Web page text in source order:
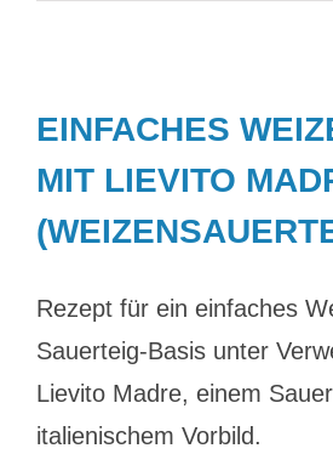
EINFACHES
MIT LIEVITO
Rezept für ein einfaches
Sauerteig-Basis unter
Lievito Madre, einem
italienischem Vorbild.